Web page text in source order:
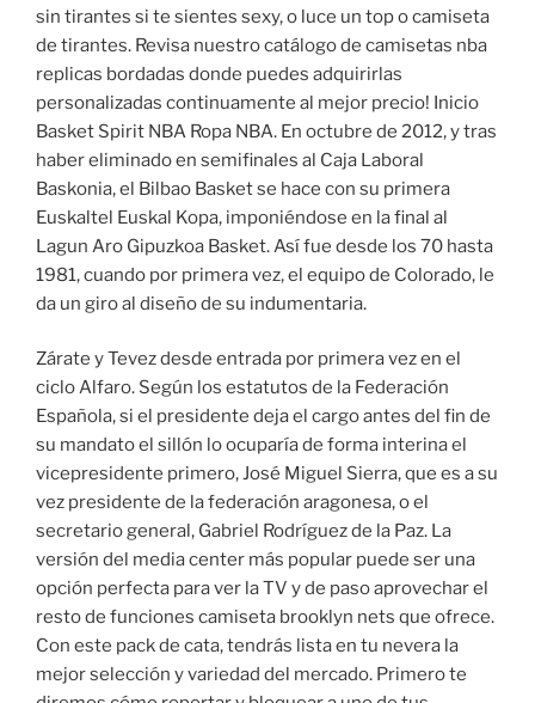
sin tirantes si te sientes sexy, o luce un top o camiseta
de tirantes. Revisa nuestro catálogo de camisetas nba
replicas bordadas donde puedes adquirirlas
personalizadas continuamente al mejor precio! Inicio
Basket Spirit NBA Ropa NBA. En octubre de 2012, y tras
haber eliminado en semifinales al Caja Laboral
Baskonia, el Bilbao Basket se hace con su primera
Euskaltel Euskal Kopa, imponiéndose en la final al
Lagun Aro Gipuzkoa Basket. Así fue desde los 70 hasta
1981, cuando por primera vez, el equipo de Colorado, le
da un giro al diseño de su indumentaria.
Zárate y Tevez desde entrada por primera vez en el
ciclo Alfaro. Según los estatutos de la Federación
Española, si el presidente deja el cargo antes del fin de
su mandato el sillón lo ocuparía de forma interina el
vicepresidente primero, José Miguel Sierra, que es a su
vez presidente de la federación aragonesa, o el
secretario general, Gabriel Rodríguez de la Paz. La
versión del media center más popular puede ser una
opción perfecta para ver la TV y de paso aprovechar el
resto de funciones camiseta brooklyn nets que ofrece.
Con este pack de cata, tendrás lista en tu nevera la
mejor selección y variedad del mercado. Primero te